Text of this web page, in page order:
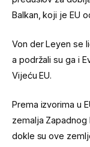
Balkan, koji je EU
Von der Leyen se
a podržali su ga i
Vijeću EU.
Prema izvorima u
zemalja Zapadnog
dokle su ove